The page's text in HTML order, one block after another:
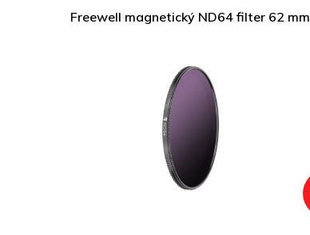
Freewell magnetický ND64 filter 62 mm